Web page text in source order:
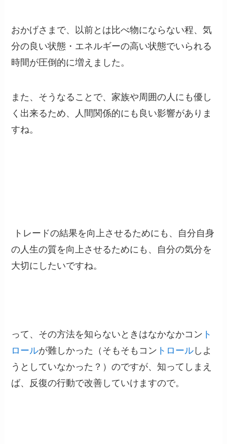
おかげさまで、以前とは比べ物にならない程、気
分の良い状態・エネルギーの高い状態でいられる
時間が圧倒的に増えました。
また、そうなることで、家族や周囲の人にも優し
く出来るため、人間関係的にも良い影響がありま
すね。
トレードの結果を向上させるためにも、自分自身
の人生の質を向上させるためにも、自分の気分を
大切にしたいですね。
って、その方法を知らないときはなかなかコン ト
ロールが難しかった（そもそもコン トロール しよ
うとしていなかった？）のですが、知ってしまえ
ば、反復の行動で改善していけますので。